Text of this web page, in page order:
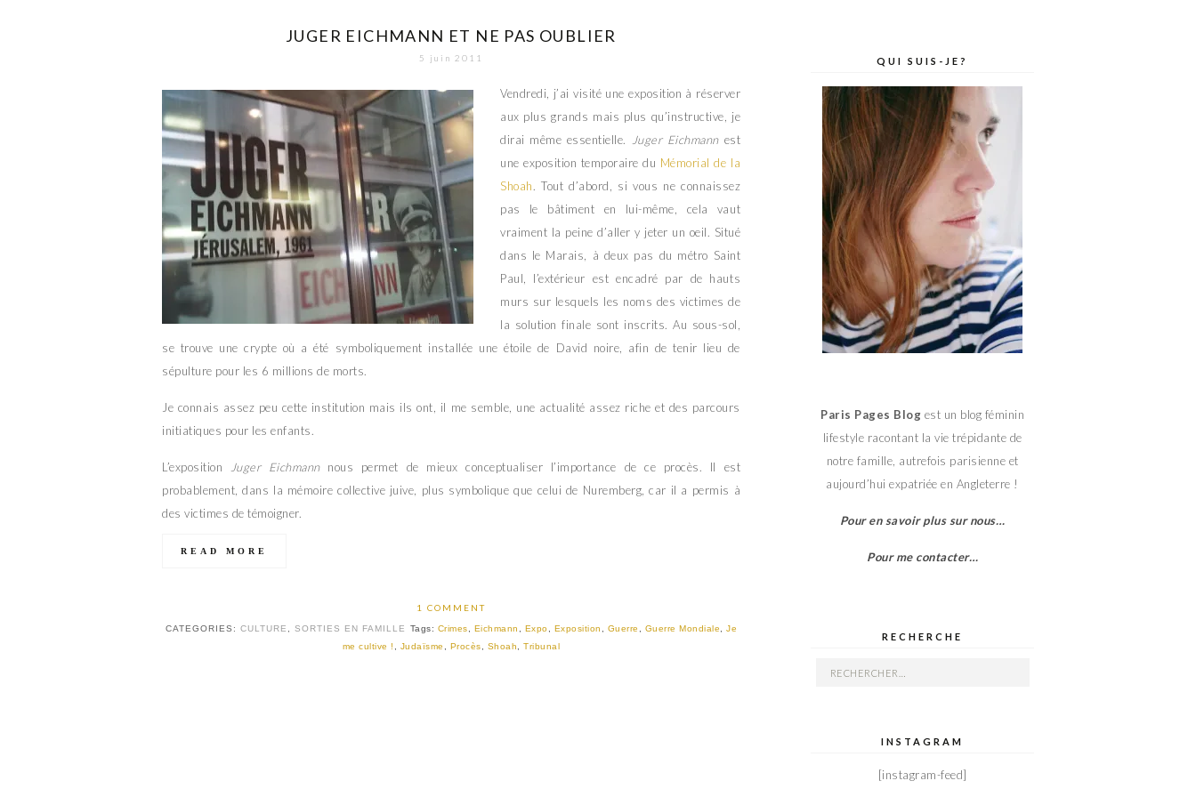
JUGER EICHMANN ET NE PAS OUBLIER
5 juin 2011
Vendredi, j’ai visité une exposition à réserver
aux plus grands mais plus qu’instructive, je
dirai même essentielle.
Juger Eichmann est
une exposition temporaire du Mémorial de la
Shoah. Tout d’abord, si vous ne connaissez
pas le bâtiment en lui-même, cela vaut
vraiment la peine d’aller y jeter un oeil. Situé
dans le Marais, à deux pas du métro Saint
Paul, l’extérieur est encadré par de hauts
murs sur lesquels les noms des victimes de
la solution finale sont inscrits. Au sous-sol,
se trouve une crypte où a été symboliquement installée une étoile de David noire, afin de tenir lieu de
sépulture pour les 6 millions de morts.
Je connais assez peu cette institution mais ils ont, il me semble, une actualité assez riche et des parcours
initiatiques pour les enfants.
L’exposition Juger Eichmannnous permet de mieux conceptualiser l’importance de ce procès. Il est
probablement, dans la mémoire collective juive, plus symbolique que celui de Nuremberg, car il a permis à
des victimes de témoigner.
READ MORE
1 COMMENT
CATEGORIES: CULTURE SORTIES EN FAMILLE Tags: Crimes Eichmann Expo Exposition Guerre Guerre Mondiale ,Je
me cultive !
Judaïsme Procès Shoah ,Tribunal
QUI SUIS-JE?
Paris Pages Blog est un blog féminin
lifestyle racontant la vie trépidante de
notre famille, autrefois parisienne et
aujourd’hui expatriée en Angleterre !
Pour en savoir plus sur nous…
Pour me contacter…
RECHERCHE
Rechercher :
INSTAGRAM
[instagram-feed]